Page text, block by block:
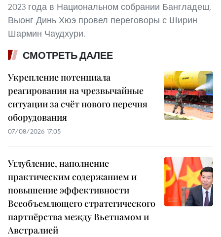
2023 года в Национальном собрании Бангладеш,
Выонг Динь Хюэ провел переговоры с Ширин
Шармин Чаудхури.
СМОТРЕТЬ ДАЛЕЕ
Укрепление потенциала
реагирования на чрезвычайные
ситуации за счёт нового перечня
оборудования
07/08/2026 17:05
Углубление, наполнение
практическим содержанием и
повышение эффективности
Всеобъемлющего стратегического
партнёрства между Вьетнамом и
Австралией